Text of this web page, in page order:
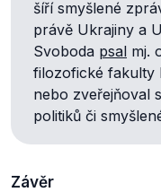
šíří smyšlené
právě Ukrajiny a
Svoboda psal mj.
filozofické fakulty
nebo zveřejňoval
politiků či
Závěr